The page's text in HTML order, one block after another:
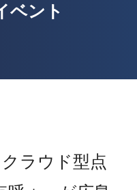
ベント
クラウド型点